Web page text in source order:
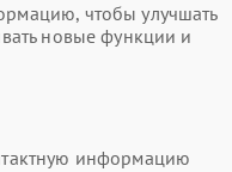
чтобы улучшать
новые функции и
информацию